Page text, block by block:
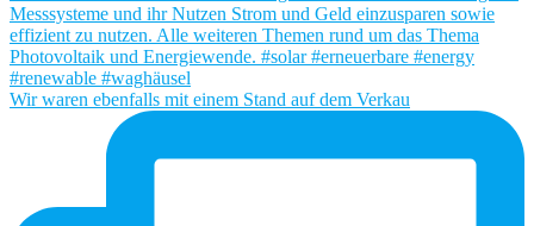
Wir waren ebenfalls mit einem Stand auf dem Verkau